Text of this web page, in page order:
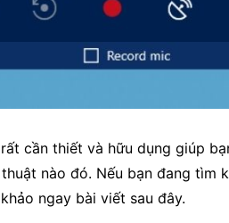
cần thiết và hữu dụng giúp
nào đó. Nếu bạn đang tìm
ngay bài viết sau đây.